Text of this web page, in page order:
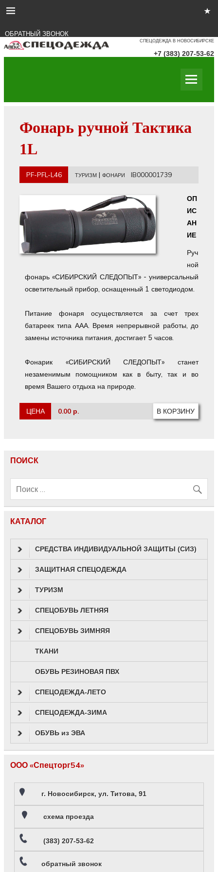
ОБРАТНЫЙ ЗВОНОК
СПЕЦОДЕЖДА В НОВОСИБИРСКЕ
+7 (383) 207-53-62
Фонарь ручной Тактика
1L
PF-PFL-L46 ТУРИЗМ| ФОНАРИ IB000001739
ОП
ИС
АН
ИЕ
Руч
ной
фонарь «СИБИРСКИЙ СЛЕДОПЫТ» - универсальный
осветительный прибор, оснащенный 1 светодиодом.
Питание фонаря осуществляется за счет трех
батареек типа ААА. Время непрерывной работы, до
замены источника питания, достигает 5 часов.
Фонарик «СИБИРСКИЙ СЛЕДОПЫТ» станет
незаменимым помощником как в быту, так и во
время Вашего отдыха на природе.
ЦЕНА 0.00 р.
ПОИСК
КАТАЛОГ
СРЕДСТВА ИНДИВИДУАЛЬНОЙ ЗАЩИТЫ (СИЗ)
ЗАЩИТНАЯ СПЕЦОДЕЖДА
ТУРИЗМ
СПЕЦОБУВЬ ЛЕТНЯЯ
СПЕЦОБУВЬ ЗИМНЯЯ
ТКАНИ
ОБУВЬ РЕЗИНОВАЯ ПВХ
СПЕЦОДЕЖДА-ЛЕТО
СПЕЦОДЕЖДА-ЗИМА
ОБУВЬ из ЭВА
ООО «Спецторг54»
г. Новосибирск, ул. Титова, 91
схема проезда
(383) 207-53-62
обратный звонок